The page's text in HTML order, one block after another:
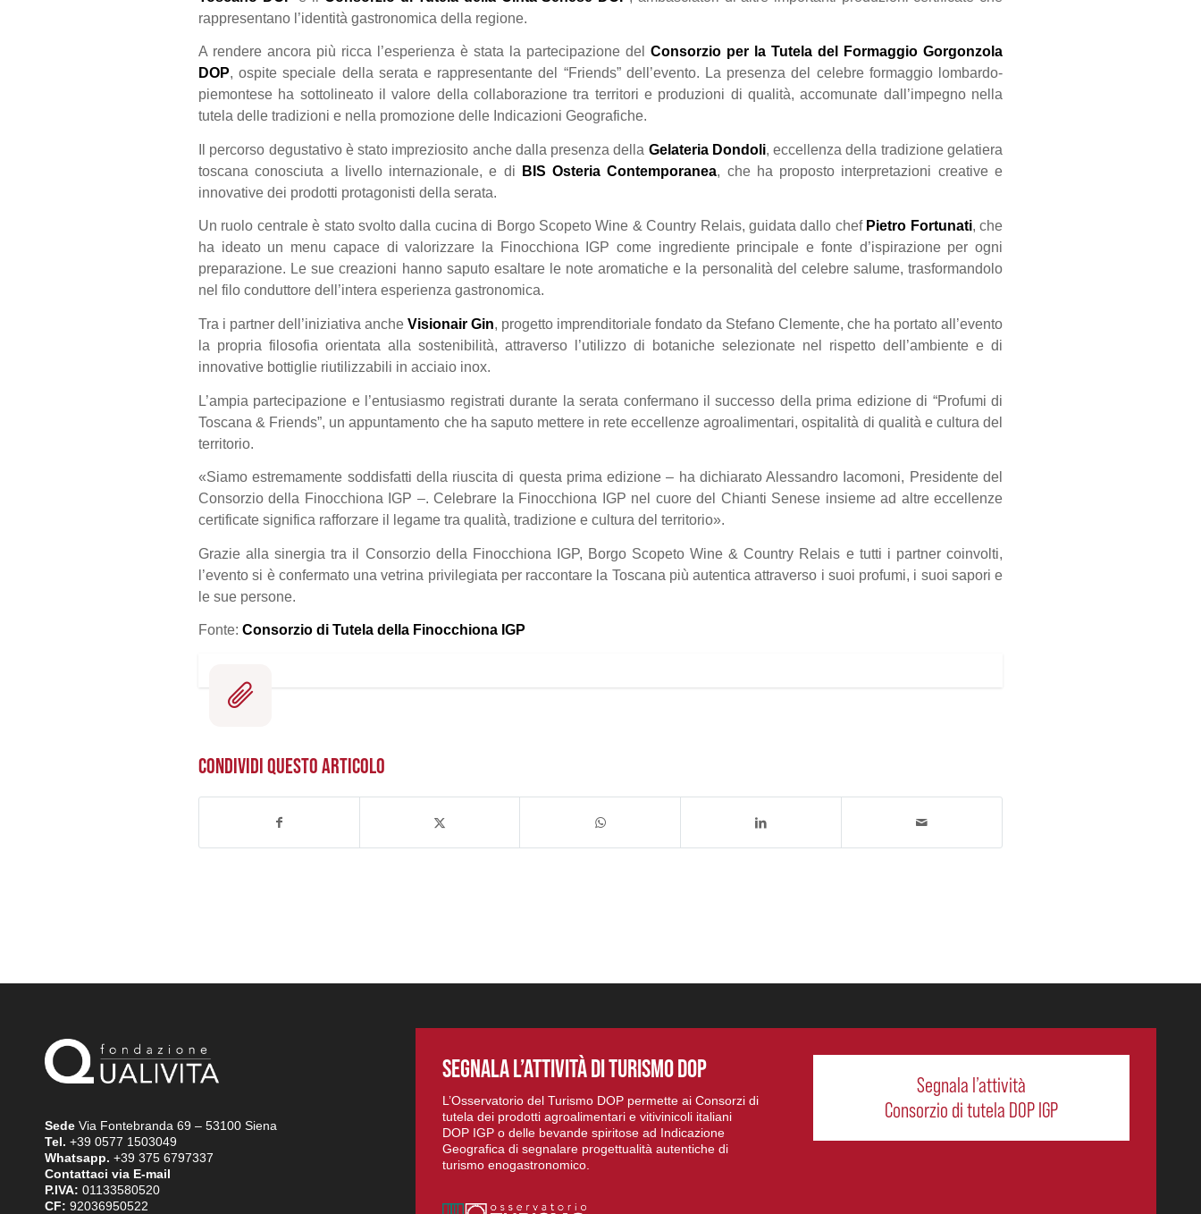
rappresentano l’identità gastronomica della regione.
A rendere ancora più ricca l’esperienza è stata la partecipazione del Consorzio per la Tutela del Formaggio Gorgonzola
DOP, ospite speciale della serata e rappresentante del “Friends” dell’evento. La presenza del celebre formaggio lombardo-
piemontese ha sottolineato il valore della collaborazione tra territori e produzioni di qualità, accomunate dall’impegno nella
tutela delle tradizioni e nella promozione delle Indicazioni Geografiche.
Il percorso degustativo è stato impreziosito anche dalla presenza della Gelateria Dondoli, eccellenza della tradizione gelatiera
toscana conosciuta a livello internazionale, e di
BIS Osteria Contemporanea, che ha proposto interpretazioni creative e
innovative dei prodotti protagonisti della serata.
Un ruolo centrale è stato svolto dalla cucina di Borgo Scopeto Wine & Country Relais, guidata dallo chef Pietro Fortunati, che
ha ideato un menu capace di valorizzare la Finocchiona IGP come ingrediente principale e fonte d’ispirazione per ogni
preparazione. Le sue creazioni hanno saputo esaltare le note aromatiche e la personalità del celebre salume, trasformandolo
nel filo conduttore dell’intera esperienza gastronomica.
Tra i partner dell’iniziativa anche Visionair Gin, progetto imprenditoriale fondato da Stefano Clemente, che ha portato all’evento
la propria filosofia orientata alla sostenibilità, attraverso l’utilizzo di botaniche selezionate nel rispetto dell’ambiente e di
innovative bottiglie riutilizzabili in acciaio inox.
L’ampia partecipazione e l’entusiasmo registrati durante la serata confermano il successo della prima edizione di “Profumi di
Toscana & Friends”, un appuntamento che ha saputo mettere in rete eccellenze agroalimentari, ospitalità di qualità e cultura del
territorio.
«Siamo estremamente soddisfatti della riuscita di questa prima edizione – ha dichiarato Alessandro Iacomoni, Presidente del
Consorzio della Finocchiona IGP –. Celebrare la Finocchiona IGP nel cuore del Chianti Senese insieme ad altre eccellenze
certificate significa rafforzare il legame tra qualità, tradizione e cultura del territorio».
Grazie alla sinergia tra il Consorzio della Finocchiona IGP, Borgo Scopeto Wine & Country Relais e tutti i partner coinvolti,
l’evento si è confermato una vetrina privilegiata per raccontare la Toscana più autentica attraverso i suoi profumi, i suoi sapori e
le sue persone.
Fonte: Consorzio di Tutela della Finocchiona IGP
CONDIVIDI QUESTO ARTICOLO
Sede Via Fontebranda 69 – 53100 Siena
Tel. +39 0577 1503049
Whatsapp. +39 375 6797337
Contattaci via E-mail
P.IVA: 01133580520
CF: 92036950522
SEGNALA L’ATTIVITÀ DI TURISMO DOP
L’Osservatorio del Turismo DOP permette ai Consorzi di
tutela dei prodotti agroalimentari e vitivinicoli italiani
DOP IGP o delle bevande spiritose ad Indicazione
Geografica di segnalare progettualità autentiche di
turismo enogastronomico.
Segnala l’attività
Consorzio di tutela DOP IGP